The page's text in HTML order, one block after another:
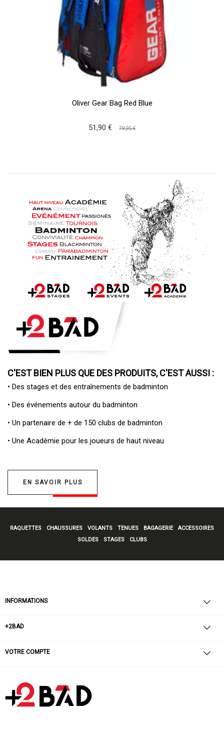
Oliver Gear Bag Red Blue
51,90 € 79,95 €
C'EST BIEN PLUS QUE DES PRODUITS, C'EST AUSSI :
• Des stages et des entraînements de badminton
• Des événements autour du badminton
• Un partenaire de + de 150 clubs de badminton
• Une Académie pour les joueurs de haut niveau
EN SAVOIR PLUS
RAQUETTES CHAUSSURES VOLANTS TENUES BAGAGERIE
ACCESSOIRES
SOLDES
STAGES CLUBS
INFORMATIONS
+2BAD
VOTRE COMPTE